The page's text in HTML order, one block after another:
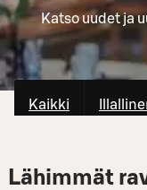
Katso uudet ja
Kaikki
Lähimmät